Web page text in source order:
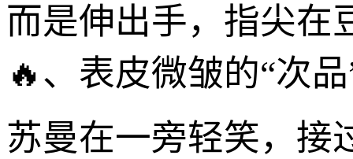
而是伸出手，指尖在
🔥、表皮微皱的“次
苏曼在一旁轻笑，接